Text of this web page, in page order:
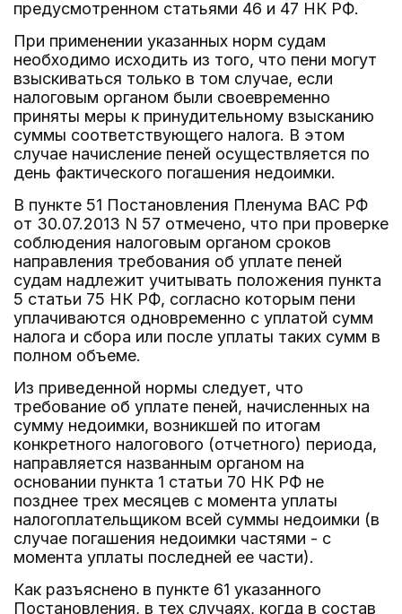
предусмотренном статьями 46 и 47 НК РФ.
При применении указанных норм судам
необходимо исходить из того, что пени могут
взыскиваться только в том случае, если
налоговым органом были своевременно
приняты меры к принудительному взысканию
суммы соответствующего налога. В этом
случае начисление пеней осуществляется по
день фактического погашения недоимки.
В пункте 51 Постановления Пленума ВАС РФ
от 30.07.2013 N 57 отмечено, что при проверке
соблюдения налоговым органом сроков
направления требования об уплате пеней
судам надлежит учитывать положения пункта
5 статьи 75 НК РФ, согласно которым пени
уплачиваются одновременно с уплатой сумм
налога и сбора или после уплаты таких сумм в
полном объеме.
Из приведенной нормы следует, что
требование об уплате пеней, начисленных на
сумму недоимки, возникшей по итогам
конкретного налогового (отчетного) периода,
направляется названным органом на
основании пункта 1 статьи 70 НК РФ не
позднее трех месяцев с момента уплаты
налогоплательщиком всей суммы недоимки (в
случае погашения недоимки частями - с
момента уплаты последней ее части).
Как разъяснено в пункте 61 указанного
Постановления, в тех случаях, когда в состав